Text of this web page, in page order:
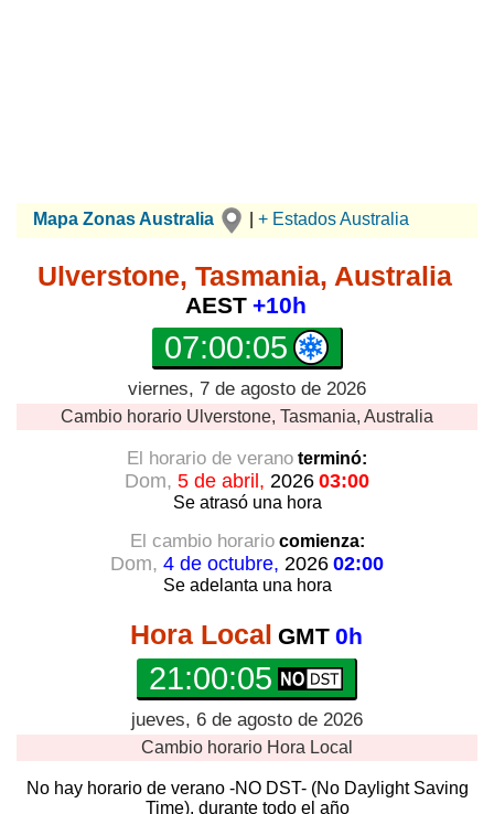
Mapa Zonas Australia + Estados Australia
Ulverstone, Tasmania, Australia
AEST +10h
07:00:05
viernes, 7 de agosto de 2026
Cambio horario Ulverstone, Tasmania, Australia
El horario de verano terminó:
Dom, 5 de abril, 2026 03:00
Se atrasó una hora
El cambio horariocomienza:
Dom, 4 de octubre, 2026 02:00
Se adelanta una hora
Hora Local GMT 0h
21:00:05
jueves, 6 de agosto de 2026
Cambio horario Hora Local
No hay horario de verano -NO DST- (No Daylight Saving
Time), durante todo el año